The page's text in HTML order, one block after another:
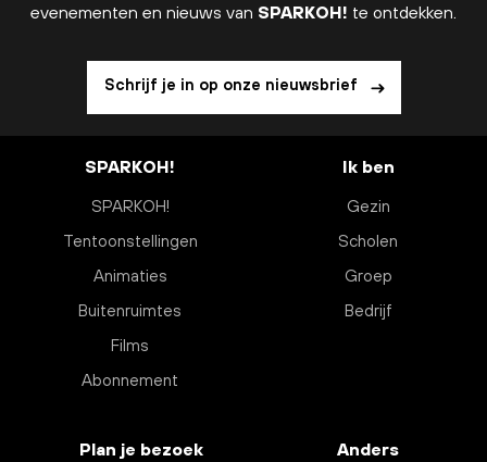
evenementen en nieuws van SPARKOH! te ontdekken.
Schrijf je in op onze nieuwsbrief
SPARKOH!
SPARKOH!
Tentoonstellingen
Animaties
Buitenruimtes
Films
Abonnement
Ik ben
Gezin
Scholen
Groep
Bedrijf
Plan je bezoek Anders